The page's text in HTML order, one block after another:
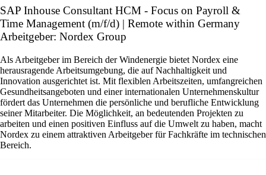
SAP Inhouse Consultant HCM - Focus on Payroll &
Time Management (m/f/d) | Remote within Germany
Arbeitgeber: Nordex Group
Als Arbeitgeber im Bereich der Windenergie bietet Nordex eine
herausragende Arbeitsumgebung, die auf Nachhaltigkeit und
Innovation ausgerichtet ist. Mit flexiblen Arbeitszeiten, umfangreichen
Gesundheitsangeboten und einer internationalen Unternehmenskultur
fördert das Unternehmen die persönliche und berufliche Entwicklung
seiner Mitarbeiter. Die Möglichkeit, an bedeutenden Projekten zu
arbeiten und einen positiven Einfluss auf die Umwelt zu haben, macht
Nordex zu einem attraktiven Arbeitgeber für Fachkräfte im technischen
Bereich.